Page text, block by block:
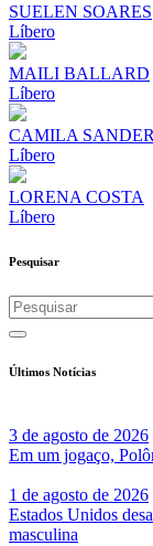
SUELEN SOARES
Líbero
MAILI BALLARD
Líbero
CAMILA SANDER
Líbero
LORENA COSTA
Líbero
Pesquisar
Últimos Notícias
3 de agosto de 2026
Em um jogaço,
1 de agosto de 2026
Estados Unidos
masculina